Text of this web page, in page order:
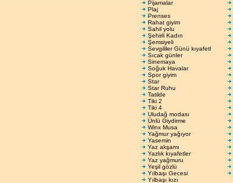
Pijamalar
Plaj
Prenses
Rahat giyim
Sahil yolu
Şehirli Kadın
Şemsiyeli
Sevgililer Günü kıyafetl
Sıcak günler
Sinemaya
Soğuk Havalar
Spor giyim
Star
Star Ruhu
Tatilde
Tiki 2
Tiki 4
Uludağ modası
Ünlü Giydirme
Winx Musa
Yağmur yağıyor
Yasemin
Yaz akşamı
Yazlık kıyafetler
Yaz yağmuru
Yeşil gözlü
Yılbaşı Gecesi
Yılbaşı kızı